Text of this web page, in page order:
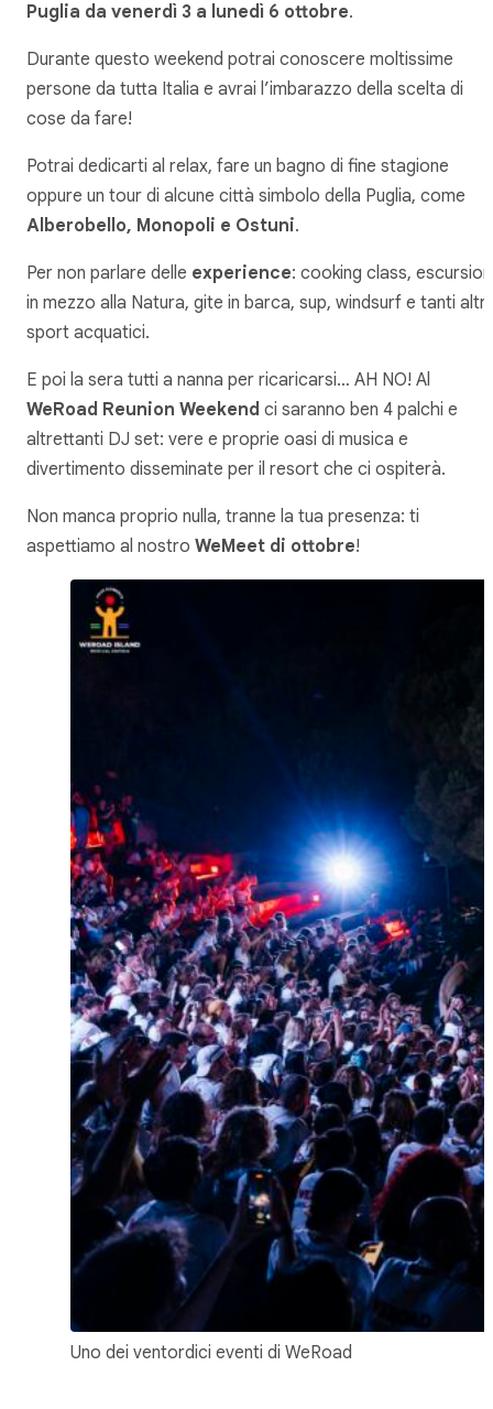
Puglia da venerdì 3 a lunedì 6 ottobre.
Durante questo weekend potrai conoscere moltissime
persone da tutta Italia e avrai l’imbarazzo della scelta di
cose da fare!
Potrai dedicarti al relax, fare un bagno di fine stagione
oppure un tour di alcune città simbolo della Puglia, come
Alberobello, Monopoli e Ostuni.
Per non parlare delle experience: cooking class,
in mezzo alla Natura, gite in barca, sup, windsurf e tanti altri
sport acquatici.
E poi la sera tutti a nanna per ricaricarsi… AH NO! Al
WeRoad Reunion Weekend ci saranno ben 4 palchi e
altrettanti DJ set: vere e proprie oasi di musica e
divertimento disseminate per il resort che ci ospiterà.
Non manca proprio nulla, tranne la tua presenza: ti
aspettiamo al nostro WeMeet di ottobre!
Uno dei ventordici eventi di WeRoad